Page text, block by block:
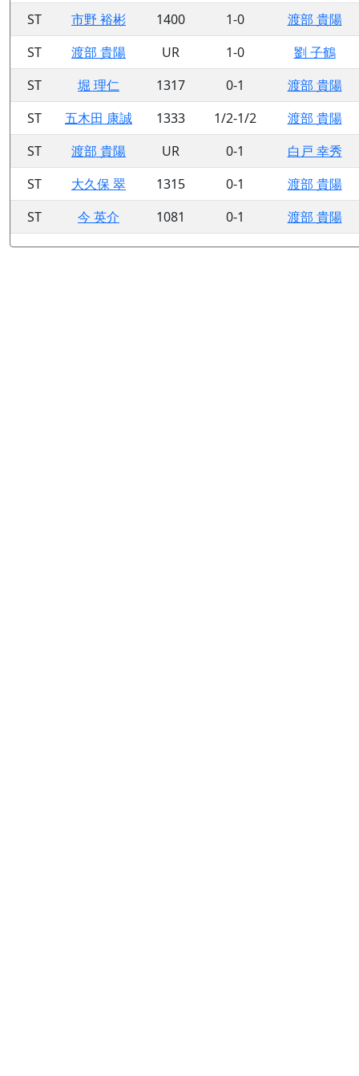
ST
市野 裕彬 1400 1-0
渡部 貴陽
ST
渡部 貴陽 UR 1-0
劉 子鶴
ST
堀 理仁 1317 0-1
渡部 貴陽
ST
五木田 康誠 1333 1/2-1/2
渡部 貴陽
ST
渡部 貴陽 UR 0-1
白戸 幸秀
ST
大久保 翠 1315 0-1
渡部 貴陽
ST
今 英介 1081 0-1 渡部 貴陽